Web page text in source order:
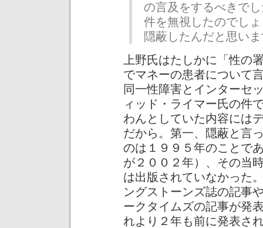
の言及をするべきで
件を無視したのでし
隠蔽したんだと思い
上野氏はたしかに「性の
でマネーの患者について
同一性障害とインターセ
ィッド・ライマー氏の件
わんとしていた内容には
だから。第一、隠蔽と言
のは１９９５年のことで
が２００２年）、その当
は出版されていなかった
ングストーンズ誌の記事
ークタイムズの記事が発
れより２年も前に発表さ